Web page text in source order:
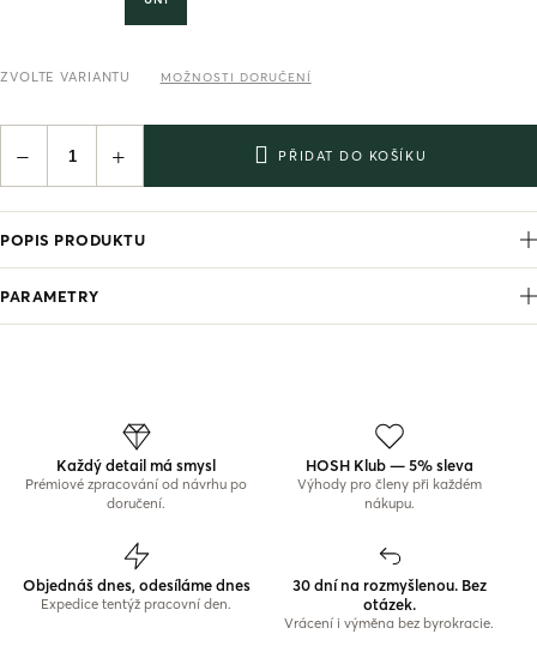
ZVOLTE VARIANTU MOŽNOSTI DORUČENÍ
+
− PŘIDAT DO KOŠÍKU
POPIS PRODUKTU
PARAMETRY
Každý detail má smysl
Prémiové zpracování od návrhu po
doručení.
HOSH Klub — 5% sleva
Výhody pro členy při každém
nákupu.
Objednáš dnes, odesíláme dnes
Expedice tentýž pracovní den.
30 dní na rozmyšlenou. Bez
otázek.
Vrácení i výměna bez byrokracie.